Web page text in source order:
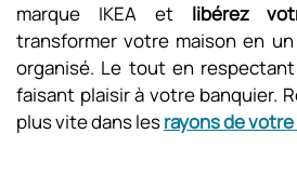
marque IKEA etlibérez
transformer votre maison en
organisé. Le tout en
faisant plaisir à votre banquier.
plus vite dans lesrayons de